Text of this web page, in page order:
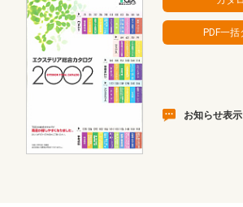
お知らせ表示